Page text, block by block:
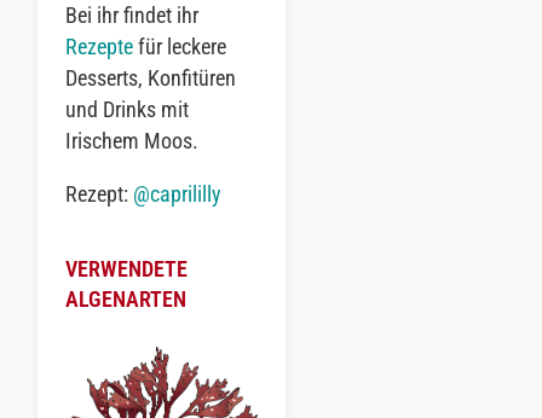
Bei ihr findet ihr
Rezeptefür leckere
Desserts, Konfitüren
und Drinks mit
Irischem Moos.
Rezept: @caprililly
VERWENDETE
ALGENARTEN